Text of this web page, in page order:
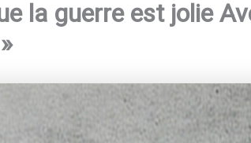
la guerre est jolie